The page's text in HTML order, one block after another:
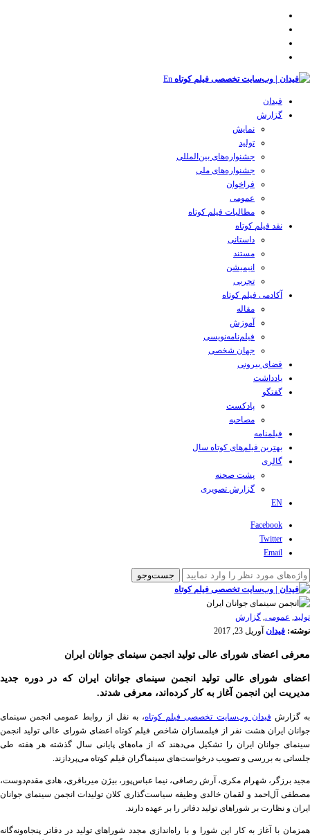
En
فیدان
گزارش
نمایش
تولید
‌‌جشنواره‌های بین‌المللی
جشنواره‌های ملی
فراخوان
عمومی
مطالبات فیلم کوتاه
نقد فیلم کوتاه
داستانی
مستند
انیمیشن
تجربی
آکادمی فیلم کوتاه
مقاله
آموزش
فیلم‌نامه‌نویسی
جهان شخصی
فضای بیرونی
یادداشت
گفتگو
پادکست
مصاحبه
فیلمنامه
بهترین فیلم‌های کوتاه سال
گالری
پشت صحنه
گزارش تصویری
EN
Facebook
Twitter
Email
تولید, عمومی, گزارش
نوشته: فیدان آوریل 23, 2017
معرفی اعضای شورای عالی تولید انجمن سینمای جوانان ایران
اعضای شورای عالی تولید انجمن سینمای جوانان ایران که در دوره جدید
مدیریت این انجمن آغاز به‌ کار کرده‌اند، معرفی شدند.
به گزارش فیدان وب‌سایت تخصصی فیلم کوتاه، به نقل از روابط عمومی انجمن سینمای
جوانان ایران هشت نفر از فیلمسازان شاخص فیلم کوتاه اعضای شورای عالی تولید انجمن
سینمای جوانان ایران را تشکیل می‌دهند که از ماه‌های پایانی سال گذشته هر هفته طی
جلساتی به بررسی و تصویب درخواست‌های سینماگران فیلم کوتاه می‌پردازند.
مجید برزگر، شهرام مکری، آرش رصافی، نیما عباس‌پور، بیژن میرباقری، هادی مقدم‌دوست،
مصطفی آل‌احمد و لقمان خالدی وظیفه سیاست‌گذاری کلان تولیدات انجمن سینمای جوانان
ایران و نظارت بر شوراهای تولید دفاتر را بر عهده دارند.
همزمان با آغاز به کار این شورا و با راه‌اندازی مجدد شوراهای تولید در دفاتر پنجاه‌ونه‌گانه